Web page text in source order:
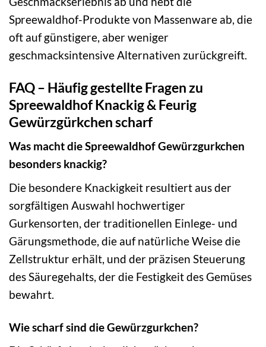
Spreewaldhof-Produkte von Massenware ab, die
oft auf günstigere, aber weniger
geschmacksintensive Alternativen zurückgreift.
FAQ – Häufig gestellte Fragen zu
Spreewaldhof Knackig & Feurig
Gewürzgürkchen scharf
Was macht die Spreewaldhof Gewürzgurkchen
besonders knackig?
Die besondere Knackigkeit resultiert aus der
sorgfältigen Auswahl hochwertiger
Gurkensorten, der traditionellen Einlege- und
Gärungsmethode, die auf natürliche Weise die
Zellstruktur erhält, und der präzisen Steuerung
des Säuregehalts, der die Festigkeit des Gemüses
bewahrt.
Wie scharf sind die Gewürzgurkchen?